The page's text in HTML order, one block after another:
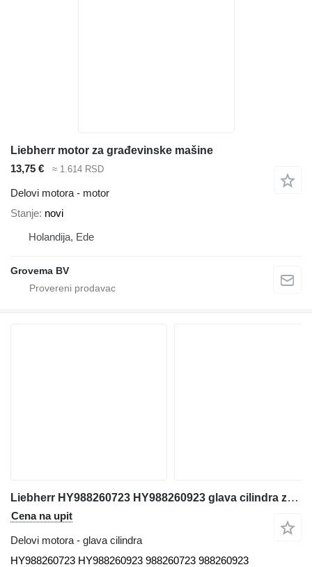
Liebherr motor za građevinske mašine
13,75 €
≈ 1.614 RSD
Delovi motora - motor
Stanje novi
Holandija, Ede
Grovema BV
Liebherr HY988260723 HY988260923 glava cilindra za Liebherr ltm dizalice za sve terene
Cena na upit
Delovi motora - glava cilindra
HY988260723 HY988260923 988260723 988260923